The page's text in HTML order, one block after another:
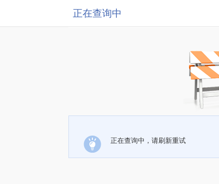
正在查询中
正在查询中，请刷新重试